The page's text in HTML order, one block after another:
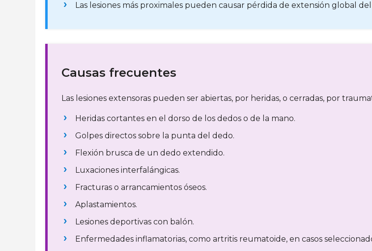
Las lesiones más proximales pueden causar pérdida de extensión global
Causas frecuentes
Las lesiones extensoras pueden ser abiertas, por heridas, o cerradas, por
Heridas cortantes en el dorso de los dedos o de la mano.
Golpes directos sobre la punta del dedo.
Flexión brusca de un dedo extendido.
Luxaciones interfalángicas.
Fracturas o arrancamientos óseos.
Aplastamientos.
Lesiones deportivas con balón.
Enfermedades inflamatorias, como artritis reumatoide, en casos